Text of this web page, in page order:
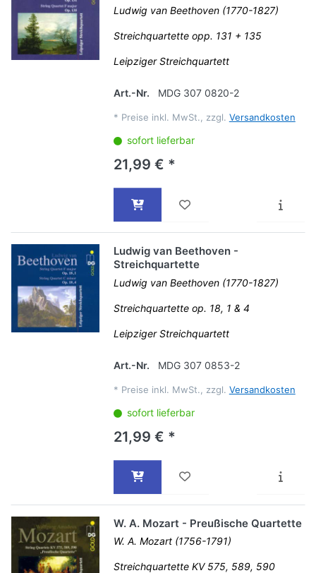
Ludwig van Beethoven (1770-1827)
Streichquartette opp. 131 + 135
Leipziger Streichquartett
Art.-Nr. MDG 307 0820-2
* Preise inkl. MwSt., zzgl. Versandkosten
sofort lieferbar
21,99 € *
Ludwig van Beethoven -
Streichquartette
Ludwig van Beethoven (1770-1827)
Streichquartette op. 18, 1 & 4
Leipziger Streichquartett
Art.-Nr. MDG 307 0853-2
* Preise inkl. MwSt., zzgl. Versandkosten
sofort lieferbar
21,99 € *
W. A. Mozart - Preußische Quartette
W. A. Mozart (1756-1791)
Streichquartette KV 575, 589, 590